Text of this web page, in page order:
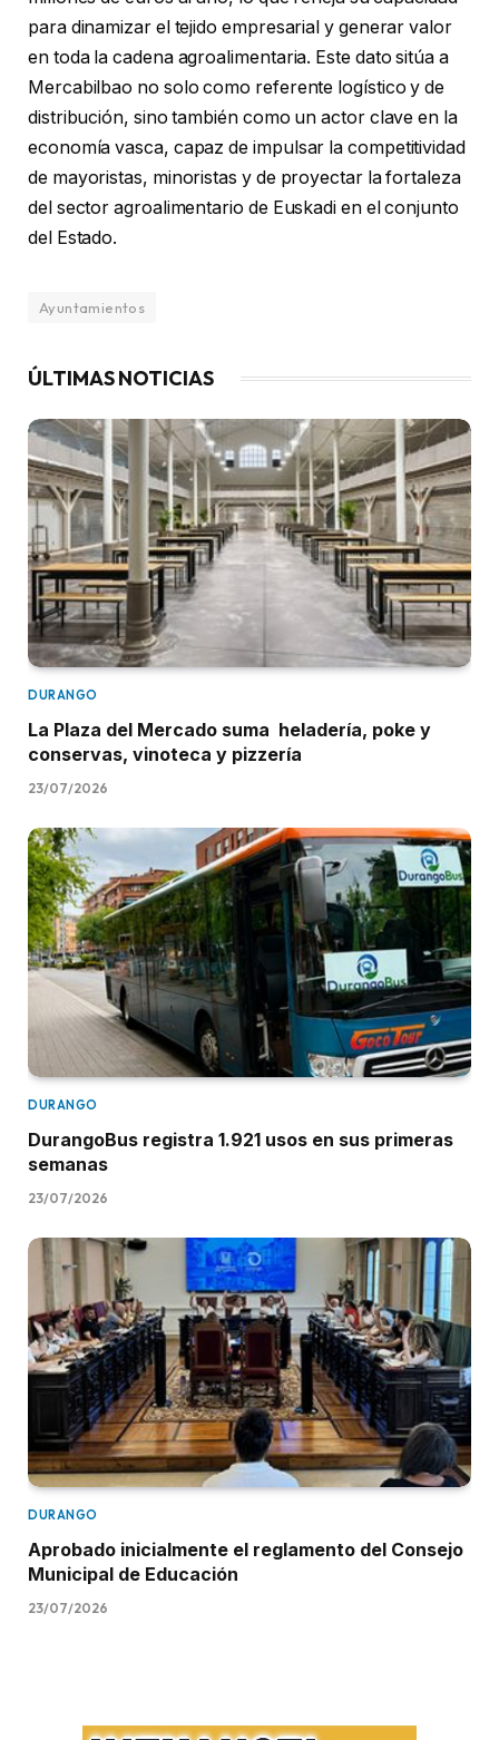
para dinamizar el tejido empresarial y generar valor
en toda la cadena agroalimentaria. Este dato sitúa a
Mercabilbao no solo como referente logístico y de
distribución, sino también como un actor clave en la
economía vasca, capaz de impulsar la competitividad
de mayoristas, minoristas y de proyectar la fortaleza
del sector agroalimentario de Euskadi en el conjunto
del Estado.
Ayuntamientos
ÚLTIMAS NOTICIAS
DURANGO
La Plaza del Mercado suma heladería, poke y
conservas, vinoteca y pizzería
23/07/2026
DURANGO
DurangoBus registra 1.921 usos en sus primeras
semanas
23/07/2026
DURANGO
Aprobado inicialmente el reglamento del Consejo
Municipal de Educación
23/07/2026